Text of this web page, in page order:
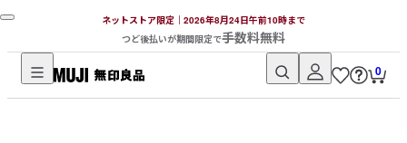
ネットストア限定｜2026年8月24日午前10時まで
つど後払いが期間限定で手数料無料
無
0